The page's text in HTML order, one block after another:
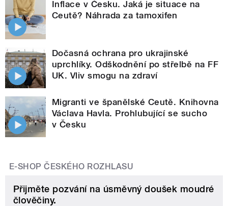
Inflace v Česku. Jaká je situace na
Ceutě? Náhrada za tamoxifen
Dočasná ochrana pro ukrajinské
uprchlíky. Odškodnění po střelbě na FF
UK. Vliv smogu na zdraví
Migranti ve španělské Ceutě. Knihovna
Václava Havla. Prohlubující se sucho
v Česku
E-SHOP ČESKÉHO ROZHLASU
Přijměte pozvání na úsměvný doušek moudré
člověčiny.